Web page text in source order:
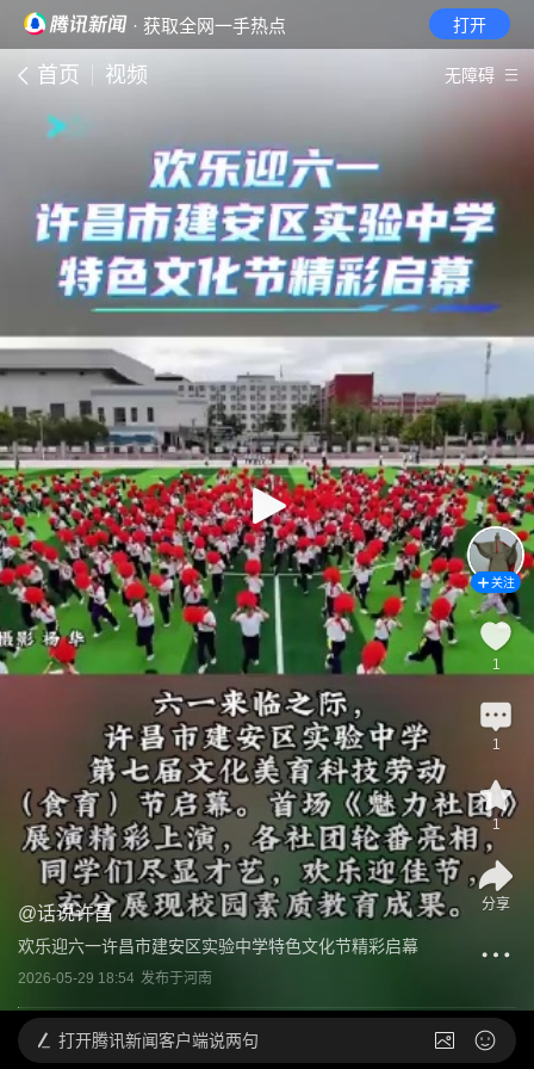
· 获取全网一手热点 打开
首页 视频 无障碍
@话说许昌
欢乐迎六一许昌市建安区实验中学特色文化节精彩启幕
2026-05-29 18:54 发布于河南
关注
1
1
1
分享
打开腾讯新闻客户端说两句